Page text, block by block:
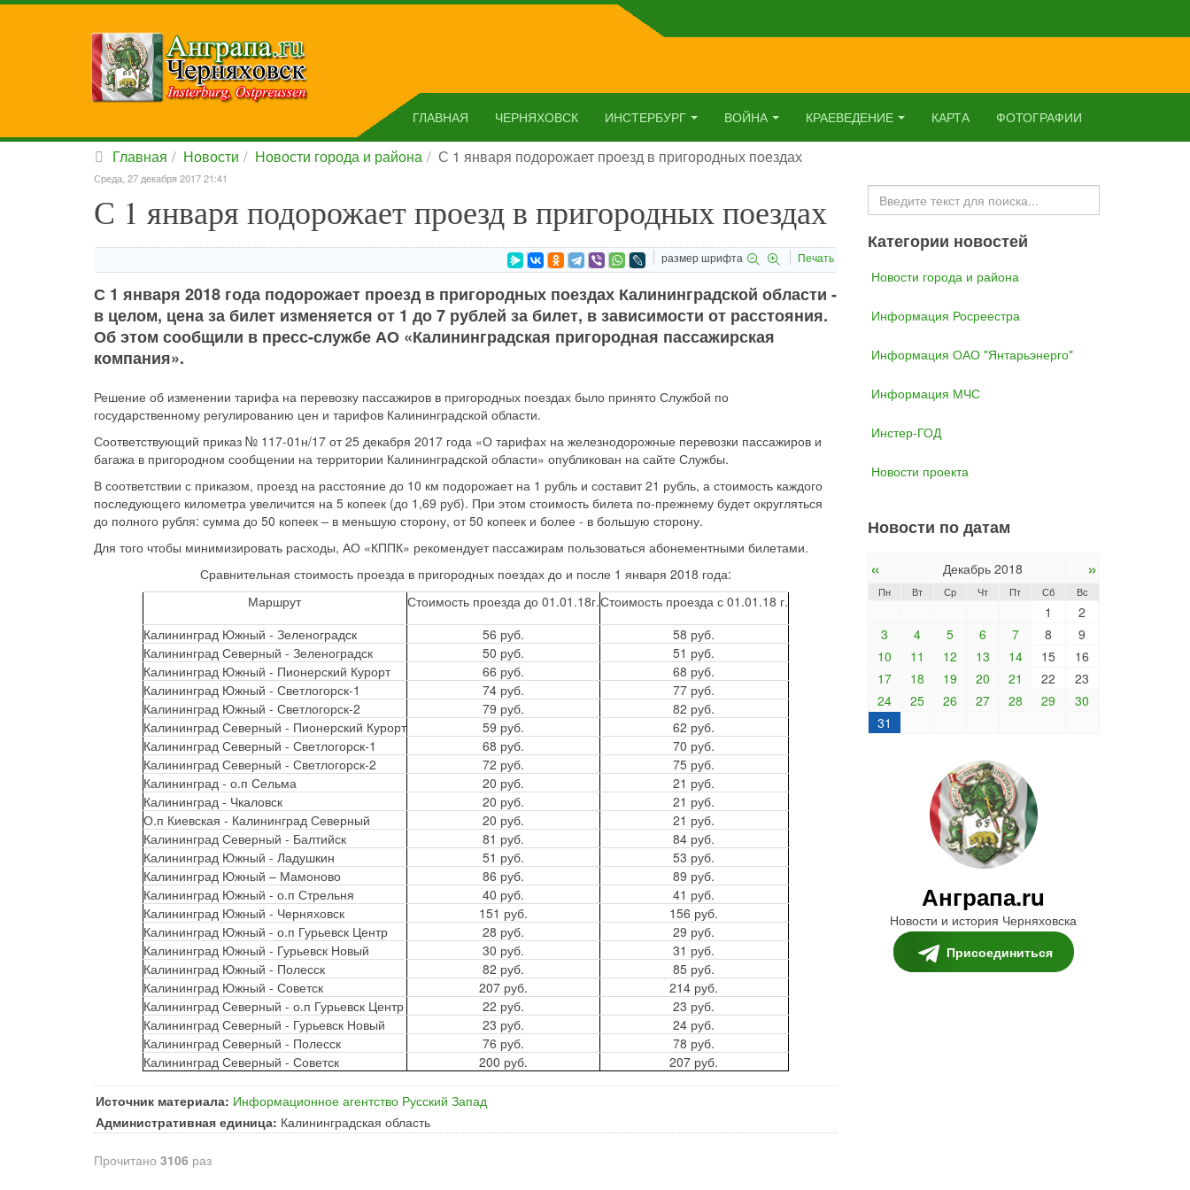
ГЛАВНАЯ ЧЕРНЯХОВСК ИНСТЕРБУРГ ВОЙНА КРАЕВЕДЕНИЕ КАРТА ФОТОГРАФИИ
Главная Новости Новости города и района С 1 января подорожает проезд в пригородных поездах
Среда, 27 декабря 2017 21:41
С 1 января подорожает проезд в пригородных поездах
размер шрифта Печать
С 1 января 2018 года подорожает проезд в пригородных поездах Калининградской области -
в целом, цена за билет изменяется от 1 до 7 рублей за билет, в зависимости от расстояния.
Об этом сообщили в пресс-службе АО «Калининградская пригородная пассажирская
компания».
Решение об изменении тарифа на перевозку пассажиров в пригородных поездах было принято Службой по
государственному регулированию цен и тарифов Калининградской области.
Соответствующий приказ № 117-01н/17 от 25 декабря 2017 года «О тарифах на железнодорожные перевозки пассажиров и
багажа в пригородном сообщении на территории Калининградской области» опубликован на сайте Службы.
В соответствии с приказом, проезд на расстояние до 10 км подорожает на 1 рубль и составит 21 рубль, а стоимость каждого
последующего километра увеличится на 5 копеек (до 1,69 руб). При этом стоимость билета по-прежнему будет округляться
до полного рубля: сумма до 50 копеек – в меньшую сторону, от 50 копеек и более - в большую сторону.
Для того чтобы минимизировать расходы, АО «КППК» рекомендует пассажирам пользоваться абонементными билетами.
Сравнительная стоимость проезда в пригородных поездах до и после 1 января 2018 года:
Маршрут
Стоимость проезда до 01.01.18г.Стоимость проезда с 01.01.18 г.
Калининград Южный - Зеленоградск
56 руб.
58 руб.
Калининград Северный - Зеленоградск
50 руб.
51 руб.
Калининград Южный - Пионерский Курорт
66 руб.
68 руб.
Калининград Южный - Светлогорск-1
74 руб.
77 руб.
Калининград Южный - Светлогорск-2
79 руб.
82 руб.
Калининград Северный - Пионерский Курорт
59 руб.
62 руб.
Калининград Северный - Светлогорск-1
68 руб.
70 руб.
Калининград Северный - Светлогорск-2
72 руб.
75 руб.
Калининград - о.п Сельма
20 руб.
21 руб.
Калининград - Чкаловск
20 руб.
21 руб.
О.п Киевская - Калининград Северный
20 руб.
21 руб.
Калининград Северный - Балтийск
81 руб.
84 руб.
Калининград Южный - Ладушкин
51 руб.
53 руб.
Калининград Южный – Мамоново
86 руб.
89 руб.
Калининград Южный - о.п Стрельня
40 руб.
41 руб.
Калининград Южный - Черняховск
151 руб.
156 руб.
Калининград Южный - о.п Гурьевск Центр
28 руб.
29 руб.
Калининград Южный - Гурьевск Новый
30 руб.
31 руб.
Калининград Южный - Полесск
82 руб.
85 руб.
Калининград Южный - Советск
207 руб.
214 руб.
Калининград Северный - о.п Гурьевск Центр
22 руб.
23 руб.
Калининград Северный - Гурьевск Новый
23 руб.
24 руб.
Калининград Северный - Полесск
76 руб.
78 руб.
Калининград Северный - Советск
200 руб. 207 руб.
Источник материала: Информационное агентство Русский Запад
Административная единица: Калининградская область
Прочитано 3106 раз
Искать...
Категории новостей
Новости города и района
Информация Росреестра
Информация ОАО "Янтарьэнерго"
Информация МЧС
Инстер-ГОД
Новости проекта
Новости по датам
« Декабрь 2018 »
Пн Вт Ср Чт Пт Сб Вс
1
2
3
4 5 6 7 8
9
10
11 12 13 14 15
16
17
18 19 20 21 22
23
24
25 26 27 28 29
30
31
Анграпа.ru
Новости и история Черняховска
Присоединиться